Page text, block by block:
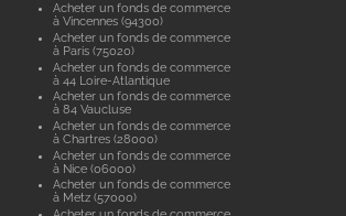
Acheter un fonds de commerce
à Vincennes (94300)
Acheter un fonds de commerce
à Paris (75020)
Acheter un fonds de commerce
à 44 Loire-Atlantique
Acheter un fonds de commerce
à 84 Vaucluse
Acheter un fonds de commerce
à Chartres (28000)
Acheter un fonds de commerce
à Nice (06000)
Acheter un fonds de commerce
à Metz (57000)